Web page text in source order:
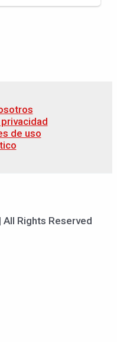
de uso
Rights Reserved